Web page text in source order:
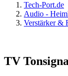
Tech-Port.de
Audio -
Verstärker &
TV